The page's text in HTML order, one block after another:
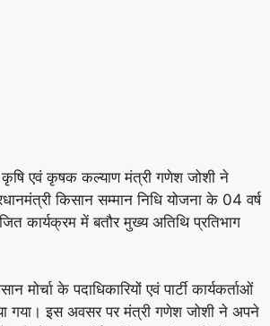
एवं कृषक कल्याण मंत्री गणेश जोशी ने
किसान सम्मान निधि योजना के 04 वर्ष
कार्यक्रम में बतौर मुख्य अतिथि प्रतिभाग
के पदाधिकारियों एवं पार्टी कार्यकर्ताओं
गया। इस अवसर पर मंत्री गणेश जोशी ने अपने